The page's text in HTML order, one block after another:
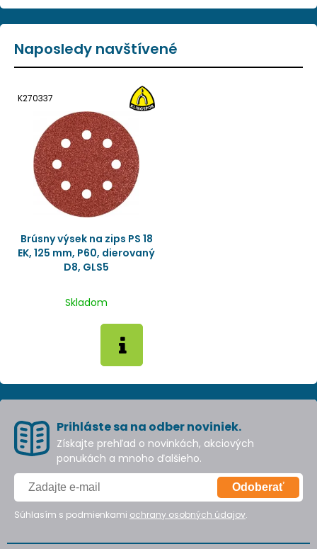
Naposledy navštívené
K270337
Brúsny výsek na zips PS 18
EK, 125 mm, P60, dierovaný
D8, GLS5
Skladom
Prihláste sa na odber noviniek.
Získajte prehľad o novinkách, akciových
ponukách a mnoho ďalšieho.
Odoberať
Súhlasím s podmienkami ochrany osobných údajov.